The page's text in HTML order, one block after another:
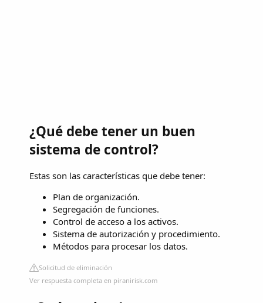
¿Qué debe tener un buen
sistema de control?
Estas son las características que debe tener:
Plan de organización.
Segregación de funciones.
Control de acceso a los activos.
Sistema de autorización y procedimiento.
Métodos para procesar los datos.
Solicitud de eliminación
Ver respuesta completa en piranirisk.com